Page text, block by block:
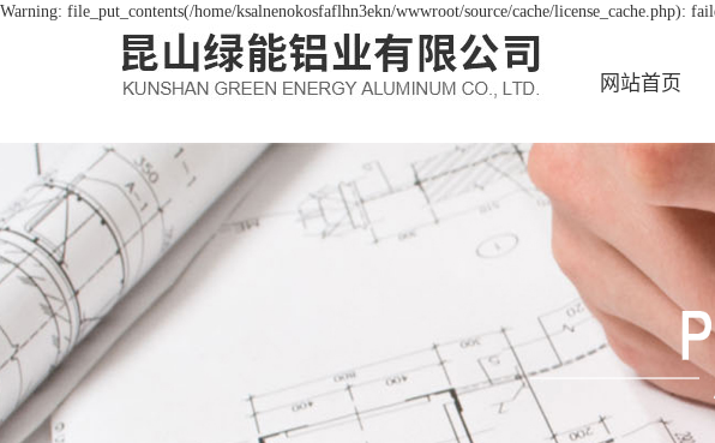
Warning: file_put_contents(/home/ksalnenokosfaflhn3ekn/wwwroot/source/cache/license_cache.php):
网站首页